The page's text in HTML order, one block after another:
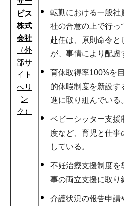
ビス
株式
会社
（外
部サ
イト
へリ
ン
ク）
転勤における一般社
社の合意の上で行っ
赴任は、原則命令と
が、事情により配慮
育休取得率100%を
的休暇制度を新設す
進に取り組んでいる。
ベビーシッター支援
度など、育児と仕
している。
不妊治療支援制度を
事の両立支援に取り
介護状況の報告申請